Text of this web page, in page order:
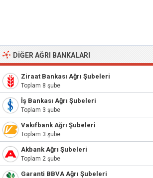
DIĞER AĞRI BANKALARI
Ziraat Bankası Ağrı Şubeleri
Toplam 8 şube
İş Bankası Ağrı Şubeleri
Toplam 3 şube
Vakıfbank Ağrı Şubeleri
Toplam 3 şube
Akbank Ağrı Şubeleri
Toplam 2 şube
Garanti BBVA Ağrı Şubeleri